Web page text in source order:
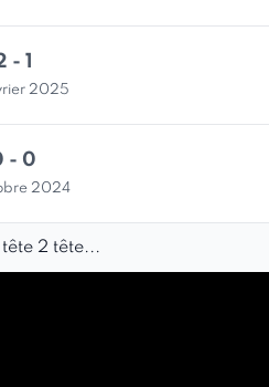
- 1
2025
- 0
2024
2 tête...